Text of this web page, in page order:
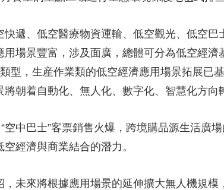
總台企業白名單
遞、低空醫療物資運輸、低空觀光、低空
場景豐富，涉及面廣，總體可分為低空經
型，生産作業類的低空經濟應用場景拓展已
朝着自動化、無人化、數字化、智慧化方向
空中巴士”客票銷售火爆，跨境購品源生活廣
經濟與商業結合的潛力。
未來將根據應用場景的延伸擴大無人機規